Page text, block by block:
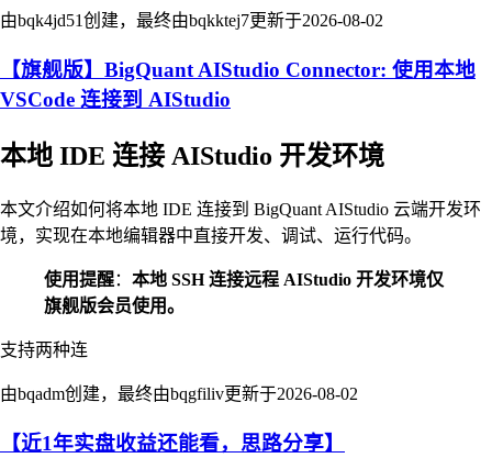
由bqk4jd51创建，最终由bqkktej7更新于2026-08-02
【旗舰版】BigQuant AIStudio Connector: 使用本地
VSCode 连接到 AIStudio
本地 IDE 连接 AIStudio 开发环境
本文介绍如何将本地 IDE 连接到 BigQuant AIStudio 云端开发环
境，实现在本地编辑器中直接开发、调试、运行代码。
使用提醒： 本地 SSH 连接远程 AIStudio 开发环境仅
旗舰版会员使用。
支持两种连
由bqadm创建，最终由bqgfiliv更新于2026-08-02
【近1年实盘收益还能看，思路分享】